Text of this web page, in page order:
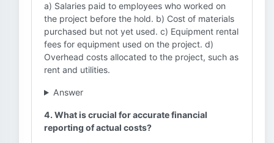
a) Salaries paid to employees who worked on
the project before the hold. b) Cost of materials
purchased but not yet used. c) Equipment rental
fees for equipment used on the project. d)
Overhead costs allocated to the project, such as
rent and utilities.
Answer
4. What is crucial for accurate financial
reporting of actual costs?